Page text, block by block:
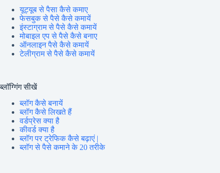
यूट्यूब से पैसा कैसे कमाए
फेसबुक से पैसे कैसे कमायें
इंस्टाग्राम से पैसे कैसे कमायें
मोबाइल एप से पैसे कैसे बनाए
ऑनलाइन पैसे कैसे कमायें
टेलीग्राम से पैसे कैसे कमायें
ब्लॉग्गिंग सीखें
ब्लॉग कैसे बनायें
ब्लॉग कैसे लिखते हैं
वर्डप्रेस क्या है
कीवर्ड क्या है
ब्लॉग पर ट्रेफिक कैसे बढ़ाएं |
ब्लॉग से पैसे कमाने के 20 तरीके